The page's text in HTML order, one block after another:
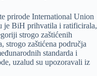
prirode International Union
je BiH prihvatila i ratificirala,
strogo zaštićenih
strogo zaštićena područja
standarda i
uzalud su upozoravali iz